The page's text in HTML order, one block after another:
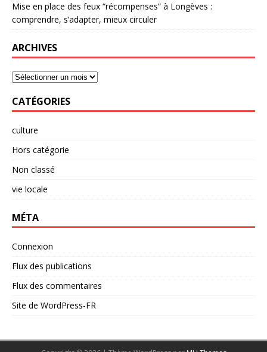
Mise en place des feux “récompenses” à Longèves :
comprendre, s’adapter, mieux circuler
ARCHIVES
CATÉGORIES
culture
Hors catégorie
Non classé
vie locale
MÉTA
Connexion
Flux des publications
Flux des commentaires
Site de WordPress-FR